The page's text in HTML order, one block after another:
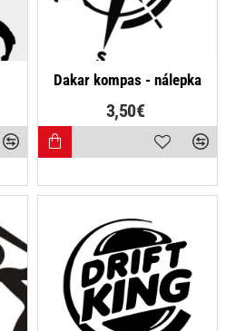
Dakar kompas - nálepka
3,50€